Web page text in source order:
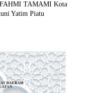
TAMAMI Kota
Yatim Piatu